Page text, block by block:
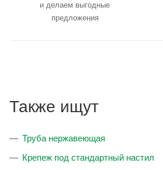
и делаем выгодные
предложения
Также ищут
Труба нержавеющая
Крепеж под стандартный настил